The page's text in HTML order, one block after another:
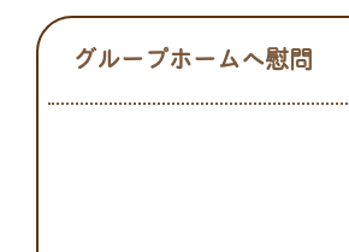
グループホームへ慰問